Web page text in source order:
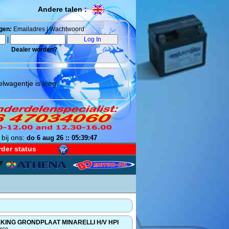
Andere talen :
Emailadres | Wachtwoord
Dealer worden?
is leeg.
ons: do 6 aug 26 :: 05:39:48
status
GRONDPLAAT MINARELLI H/V HPI